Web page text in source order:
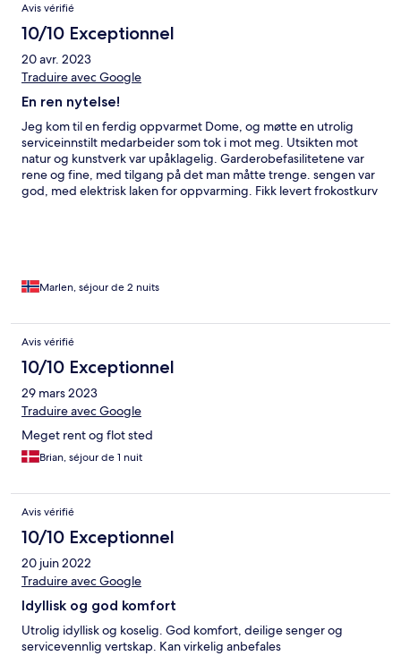
Avis vérifié
10/10 Exceptionnel
20 avr. 2023
Traduire avec Google
En ren nytelse!
Jeg kom til en ferdig oppvarmet Dome, og møtte en utrolig
serviceinnstilt medarbeider som tok i mot meg. Utsikten mot
natur og kunstverk var upåklagelig. Garderobefasilitetene var
rene og fine, med tilgang på det man måtte trenge. sengen var
god, med elektrisk laken for oppvarming. Fikk levert frokostkurv
Marlen, séjour de 2 nuits
Avis vérifié
10/10 Exceptionnel
29 mars 2023
Traduire avec Google
Meget rent og flot sted
Brian, séjour de 1 nuit
Avis vérifié
10/10 Exceptionnel
20 juin 2022
Traduire avec Google
Idyllisk og god komfort
Utrolig idyllisk og koselig. God komfort, deilige senger og
servicevennlig vertskap. Kan virkelig anbefales